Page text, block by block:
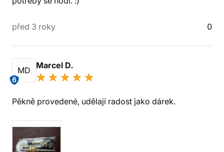
před 3 roky 0
MD
6
Marcel D.
Pěkně provedené, udělají radost jako dárek.